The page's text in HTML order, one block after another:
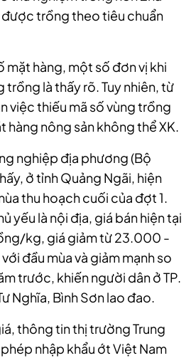
trồng theo tiêu chuẩn
mặt hàng, một số đơn vị khi
trồng là thấy rõ. Tuy nhiên, từ
việc thiếu mã số vùng trồng
hàng nông sản không thể XK.
nghiệp địa phương (Bộ
ở tỉnh Quảng Ngãi, hiện
thu hoạch cuối của đợt 1.
yếu là nội địa, giá bán hiện tại
kg, giá giảm từ 23.000 -
đầu mùa và giảm mạnh so
trước, khiến người dân ở TP.
Nghĩa, Bình Sơn lao đao.
thông tin thị trường Trung
nhập khẩu ớt Việt Nam